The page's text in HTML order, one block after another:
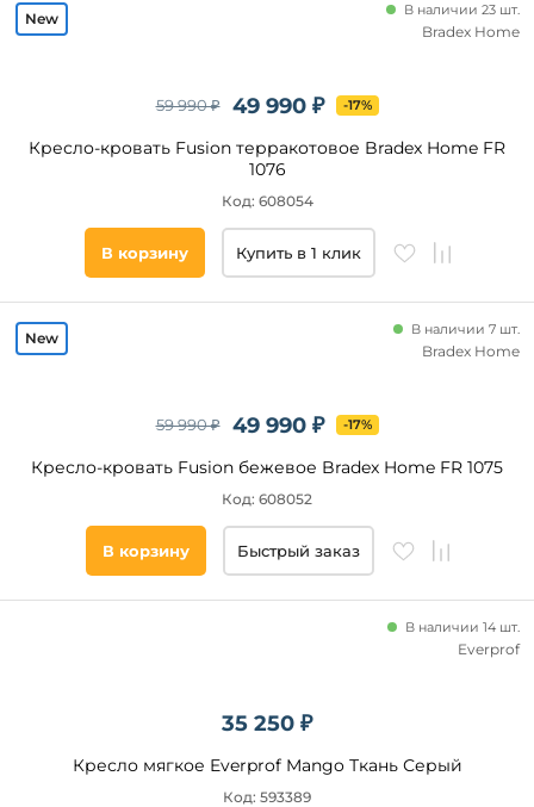
49 990 ₽
59 990 ₽ -17%
Кресло-кровать Fusion терракотовое Bradex Home FR
1076
В наличии 23 шт.
Код: 608054
Bradex Home
В корзину Купить в 1 клик
49 990 ₽
59 990 ₽ -17%
Кресло-кровать Fusion бежевое Bradex Home FR 1075
В наличии 7 шт.
Код: 608052
Bradex Home
В корзину Быстрый заказ
35 250 ₽
Кресло мягкое Everprof Mango Ткань Серый
В наличии 14 шт.
Код: 593389
Everprof